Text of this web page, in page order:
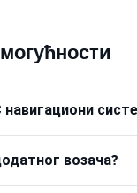
возача?